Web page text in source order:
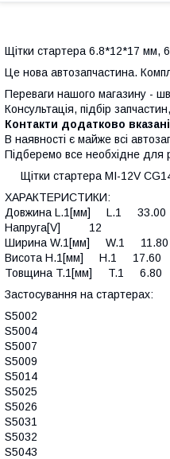
Щітки стартера 6.8*12*17 мм,
Це нова автозапчастина.
Переваги нашого магазину -
Консультація, підбір
Контакти додатково
В наявності є майже всі
Підберемо все необхідне для
Щiтки стартера MI-12V
ХАРАКТЕРИСТИКИ:
Довжина L.1[мм] L.1 33.00
Напруга[V] 12
Ширина W.1[мм] W.1 11.80
Висота H.1[мм] H.1 17.60
Товщина T.1[мм] T.1 6.80
Застосування на стартерах:
S5002
S5004
S5007
S5009
S5014
S5025
S5026
S5031
S5032
S5043